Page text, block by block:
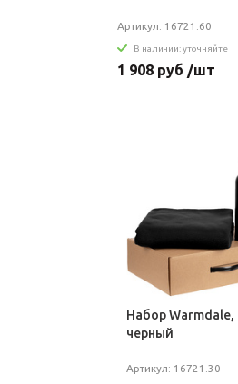
Артикул: 16721.60
В наличии: уточняйте
1 908 руб /шт
Набор Warmdale,
черный
Артикул: 16721.30